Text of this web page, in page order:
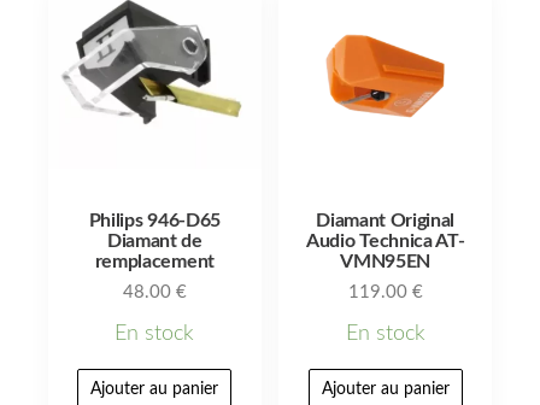
Philips 946-D65
Diamant de
remplacement
48.00 €
En stock
Ajouter au panier
Diamant Original
Audio Technica AT-
VMN95EN
119.00 €
En stock
Ajouter au panier